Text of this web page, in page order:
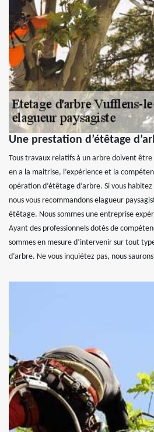
Une prestation d’étêtage
Tous travaux relatifs à un arbre doivent être
en a la maitrise, l’expérience et la
opération d’étêtage d’arbre. Si vous
nous vous recommandons elagueur
étêtage. Nous sommes une entreprise
Ayant des professionnels dotés de
sommes en mesure d’intervenir sur tout
d’arbre. Ne vous inquiétez pas, nous